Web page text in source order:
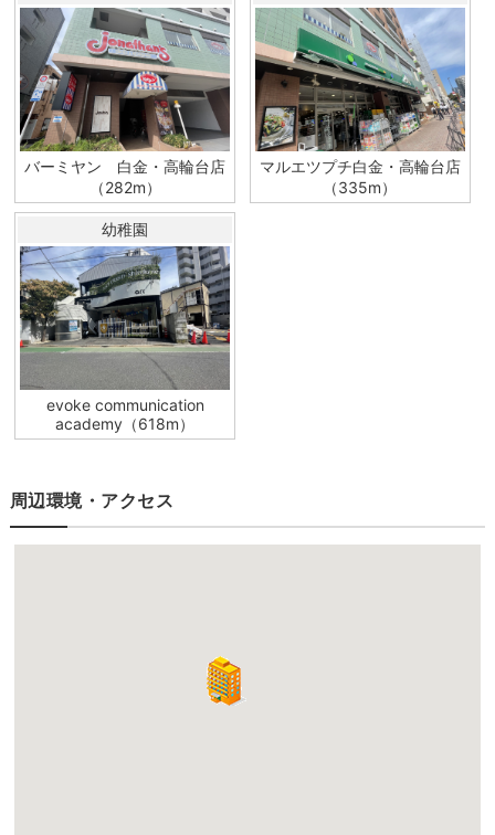
バーミヤン 白金・高輪台店
（282m）
マルエツプチ白金・高輪台店
（335m）
幼稚園
evoke communication
academy（618m）
周辺環境・アクセス